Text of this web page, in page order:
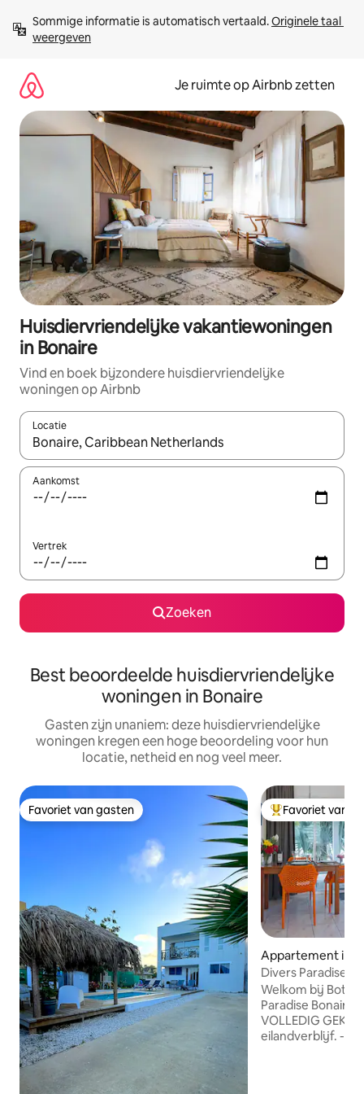
direct
naar
Sommige informatie is automatisch vertaald. Originele taal
weergeven
Je ruimte op Airbnb zetten
Huisdiervriendelijke vakantiewoningen
in Bonaire
Vind en boek bijzondere huisdiervriendelijke
woningen op Airbnb
Locatie
Wanneer er suggesties beschikbaar zijn, maak je een keuze
Aankomst
Vertrek
Zoeken
Best beoordeelde huisdiervriendelijke
woningen in Bonaire
Gasten zijn unaniem: deze huisdiervriendelijke
woningen kregen een hoge beoordeling voor hun
locatie, netheid en nog veel meer.
Favoriet van gasten
Favoriet van gasten Topfavoriet van
Favoriet van
Appartement in
Divers Paradise
airconditioning -
Welkom bij
Paradise
VOLLEDIG
eilandverblijf. - Ontworpen voor duikers